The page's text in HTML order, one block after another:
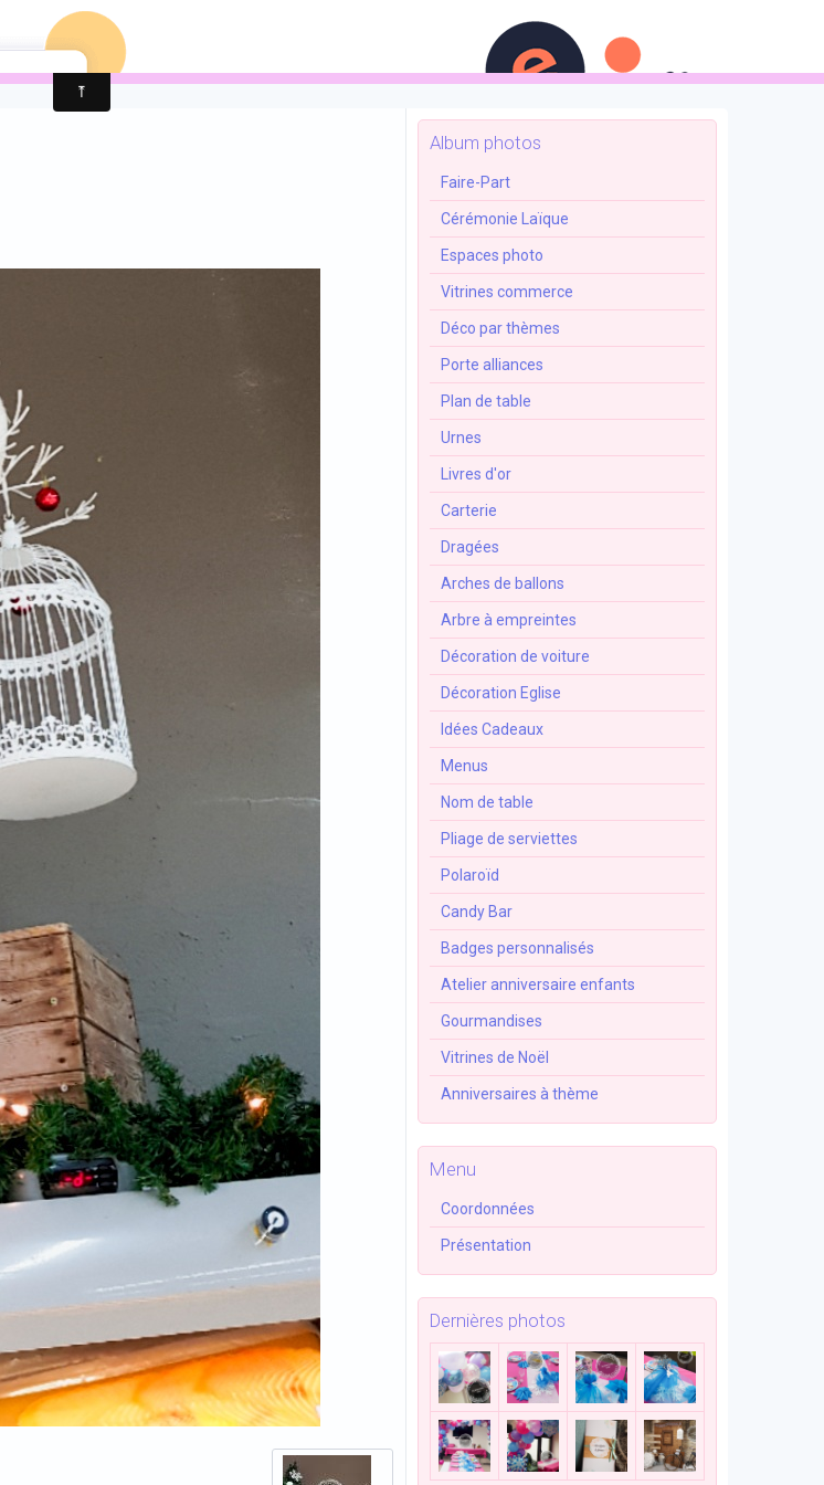
Accueil
Album photos
Faire-Part
Cérémonie Laïque
Espaces photo
Vitrines commerce
Déco par thèmes
Porte alliances
Plan de table
Urnes
Livres d'or
Carterie
Dragées
Arches de ballons
Arbre à empreintes
Décoration de voiture
Décoration Eglise
Idées Cadeaux
Menus
Nom de table
Pliage de serviettes
Polaroïd
Candy Bar
Badges personnalisés
Atelier anniversaire enfants
Gourmandises
Vitrines de Noël
Anniversaires à thème
Menu
Coordonnées
Présentation
Dernières photos